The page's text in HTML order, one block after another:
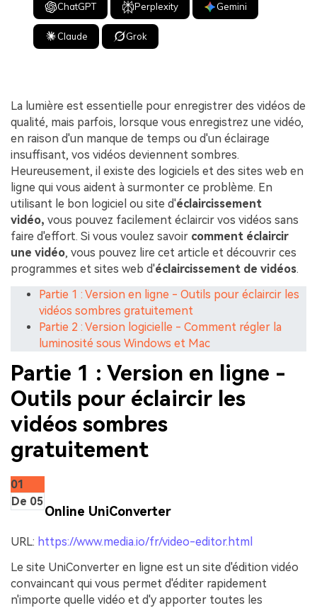
ChatGPT Perplexity Gemini
Claude Grok
La lumière est essentielle pour enregistrer des vidéos de
qualité, mais parfois, lorsque vous enregistrez une vidéo,
en raison d'un manque de temps ou d'un éclairage
insuffisant, vos vidéos deviennent sombres.
Heureusement, il existe des logiciels et des sites web en
ligne qui vous aident à surmonter ce problème. En
utilisant le bon logiciel ou site d'éclaircissement
vidéo, vous pouvez facilement éclaircir vos vidéos sans
faire d'effort. Si vous voulez savoir comment éclaircir
une vidéo, vous pouvez lire cet article et découvrir ces
programmes et sites web d'éclaircissement de vidéos.
Partie 1 : Version en ligne - Outils pour éclaircir les
vidéos sombres gratuitement
Partie 2 : Version logicielle - Comment régler la
luminosité sous Windows et Mac
Partie 1 : Version en ligne -
Outils pour éclaircir les
vidéos sombres
gratuitement
01
De 05
Online UniConverter
URL: https://www.media.io/fr/video-editor.html
Le site UniConverter en ligne est un site d'édition vidéo
convaincant qui vous permet d'éditer rapidement
n'importe quelle vidéo et d'y apporter toutes les